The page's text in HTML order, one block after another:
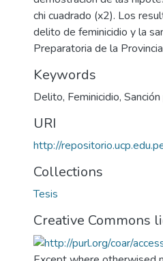
chi cuadrado (x2). Los
delito de feminicidio y la
Preparatoria de la
Keywords
Delito, Feminicidio,
URI
http://
Collections
Tesis
Creative Commons